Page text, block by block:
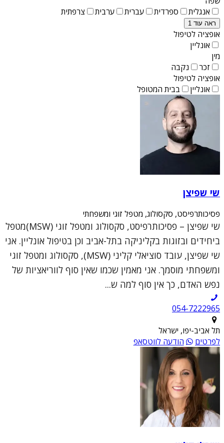
אנגלית
ספרדית עברית ערבית צרפתית
ראה עוד 1
אופציה לטיפול
אונליין
מין
זכר
נקבה
אופציה לטיפול
אונליין
בבית המטופל
שי שפיצן
פסיכותרפיסט, סקסולוג, מטפל זוגי ומשפחתי
שי שפיצן – פסיכותרפיסט, סקסולוג ומטפל זוגי (MSW)מטפל
ביחידים ובזוגות בקליניקה בתל-אביב וכן בטיפול אונליין. אני
שי שפיצן, עובד סוציאלי קליני (MSW), סקסולוג ומטפל זוגי
ומשפחתי מוסמך. אני מאמין שכמו שאין סוף לווריאציות של
נפש האדם, כך אין סוף למה ש...
054-7222965
תל אביב-יפו, ישראל
לפרטים
הודעה לווטסאפ